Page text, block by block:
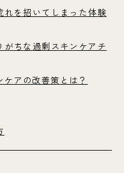
れを招いてしまった体験
がちな過剰スキンケアチ
アの改善策とは？